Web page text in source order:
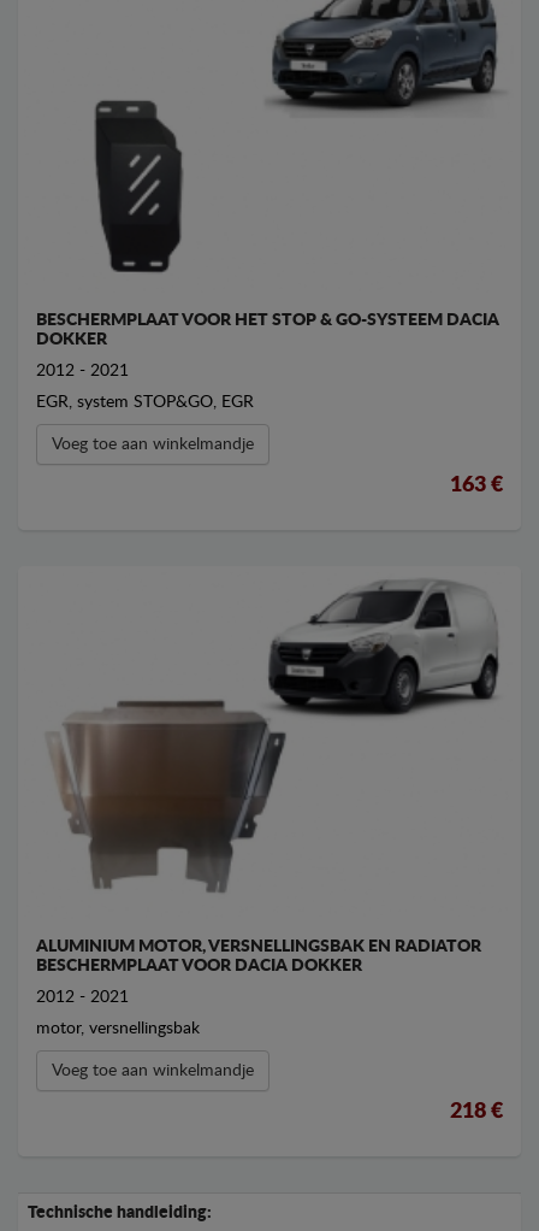
BESCHERMPLAAT VOOR HET STOP & GO-SYSTEEM DACIA
DOKKER
2012 - 2021
EGR, system STOP&GO, EGR
Voeg toe aan winkelmandje
163 €
ALUMINIUM MOTOR, VERSNELLINGSBAK EN RADIATOR
BESCHERMPLAAT VOOR DACIA DOKKER
2012 - 2021
motor, versnellingsbak
Voeg toe aan winkelmandje
218 €
Technische handleiding: